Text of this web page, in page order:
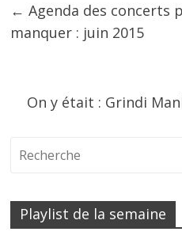
← Agenda des concerts
manquer : juin 2015
On y était : Grindi
Playlist de la semaine